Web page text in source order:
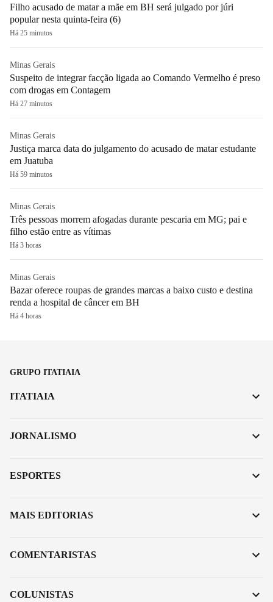
Filho acusado de matar a mãe em BH será julgado por júri
popular nesta quinta-feira (6)
Há 25 minutos
Minas Gerais
Suspeito de integrar facção ligada ao Comando Vermelho é preso
com drogas em Contagem
Há 27 minutos
Minas Gerais
Justiça marca data do julgamento do acusado de matar estudante
em Juatuba
Há 59 minutos
Minas Gerais
Três pessoas morrem afogadas durante pescaria em MG; pai e
filho estão entre as vítimas
Há 3 horas
Minas Gerais
Bazar oferece roupas de grandes marcas a baixo custo e destina
renda a hospital de câncer em BH
Há 4 horas
GRUPO ITATIAIA
ITATIAIA
JORNALISMO
ESPORTES
MAIS EDITORIAS
COMENTARISTAS
COLUNISTAS